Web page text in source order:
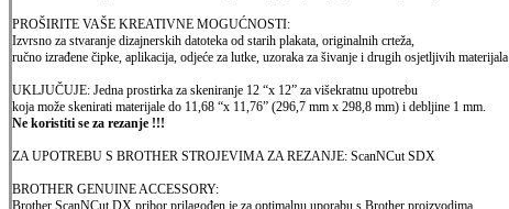
PROŠIRITE VAŠE KREATIVNE MOGUĆNOSTI:
Izvrsno za stvaranje dizajnerskih datoteka od starih plakata, originalnih crteža,
ručno izrađene čipke, aplikacija, odjeće za lutke, uzoraka za šivanje i drugih osjetljivih materijala
UKLJUČUJE: Jedna prostirka za skeniranje 12 “x 12” za višekratnu upotrebu
koja može skenirati materijale do 11,68 “x 11,76” (296,7 mm x 298,8 mm) i debljine 1 mm.
Ne koristiti se za rezanje !!!
ZA UPOTREBU S BROTHER STROJEVIMA ZA REZANJE: ScanNCut SDX
BROTHER GENUINE ACCESSORY:
Brother ScanNCut DX pribor prilagođen je za optimalnu uporabu s Brother proizvodima.